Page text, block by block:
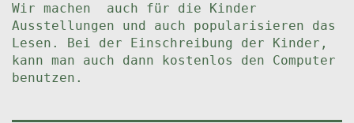
Wir machen auch für die Kinder
Ausstellungen und auch popularisieren das
Lesen. Bei der Einschreibung der Kinder,
kann man auch dann kostenlos den Computer
benutzen.